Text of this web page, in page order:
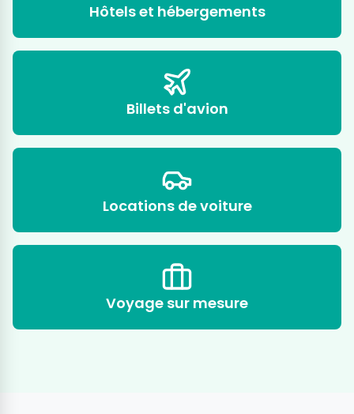
Hôtels et hébergements
Billets d'avion
Locations de voiture
Voyage sur mesure